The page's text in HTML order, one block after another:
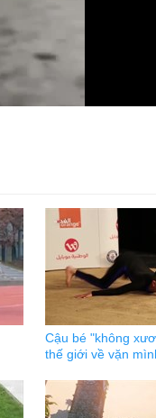
Cậu bé "không
thế giới về vặn